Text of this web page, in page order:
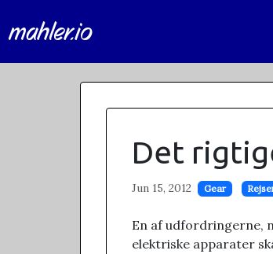
mahler.io
Det
Jun 15, 2012 Gear
En af udfordringerne,
elektriske apparater